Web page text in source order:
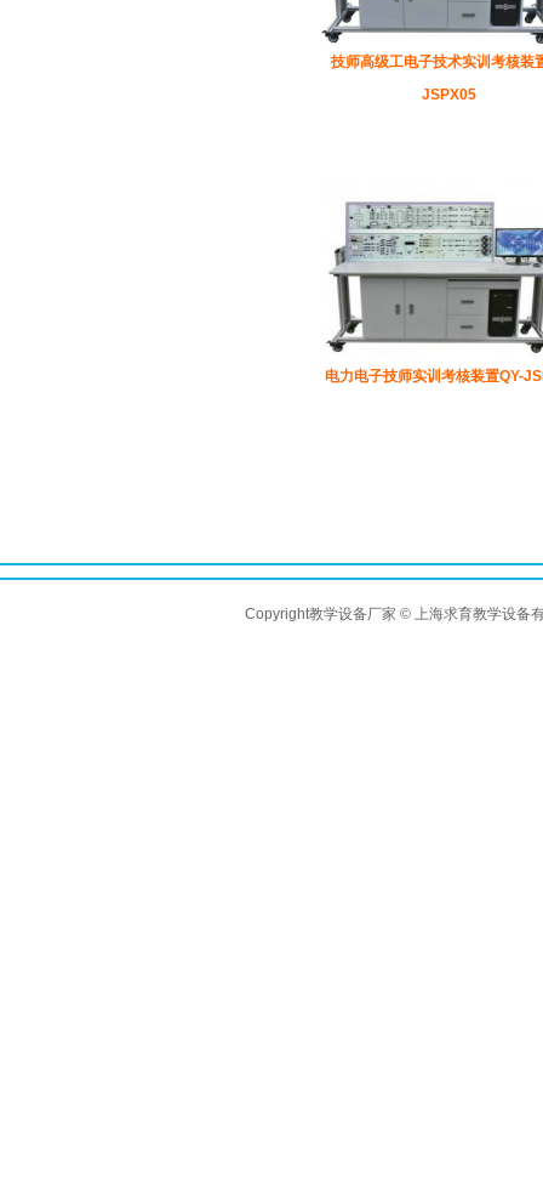
技师高级工电子技术实训考核装
JSPX05
电力电子技师实训考核装置QY-
Copyright教学设备厂家 © 上海求育教学设备